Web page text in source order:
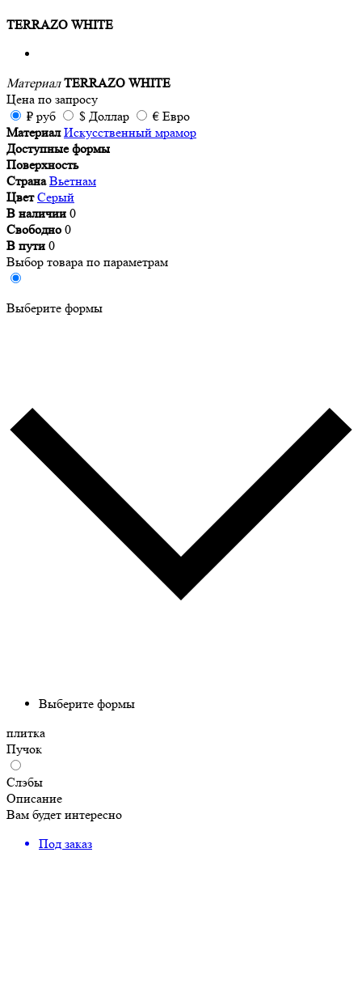
TERRAZO WHITE
Материал TERRAZO WHITE
Цена по запросу
₽ руб $ Доллар € Евро
Материал Искусственный мрамор
Доступные формы
Поверхность
Страна Вьетнам
Цвет Серый
В наличии 0
Свободно 0
В пути 0
Выбор товара по параметрам
Выберите формы
Выберите формы
плитка
Пучок
Слэбы
Описание
Вам будет интересно
Под заказ